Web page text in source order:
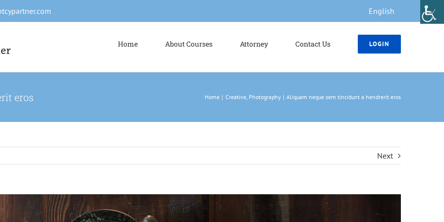
English
Home About Courses Attorney Contact Us LOGIN
eros Home Creative Photography Aliquam neque sem tincidunt a hendrerit eros
Next